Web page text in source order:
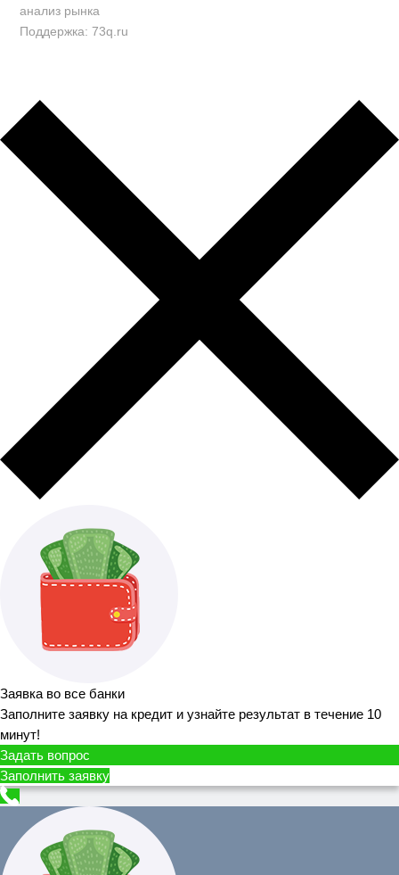
анализ рынка
Поддержка: 73q.ru
Заявка во все банки
Заполните заявку на кредит и узнайте результат в течение 10
минут!
Задать вопрос
Заполнить заявку